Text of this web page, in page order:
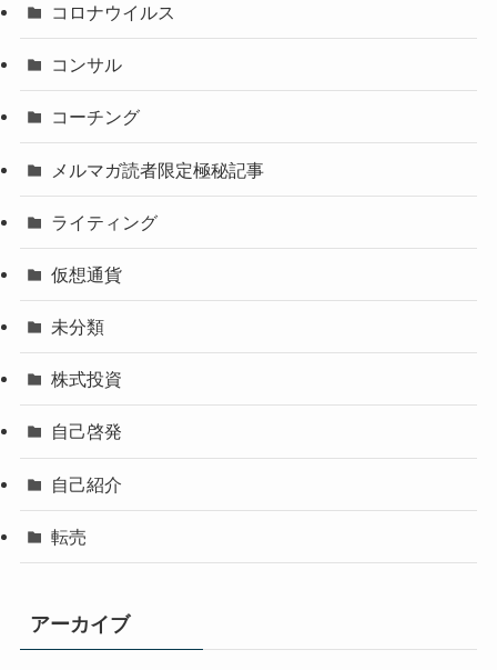
コロナウイルス
コンサル
コーチング
メルマガ読者限定極秘記事
ライティング
仮想通貨
未分類
株式投資
自己啓発
自己紹介
転売
アーカイブ